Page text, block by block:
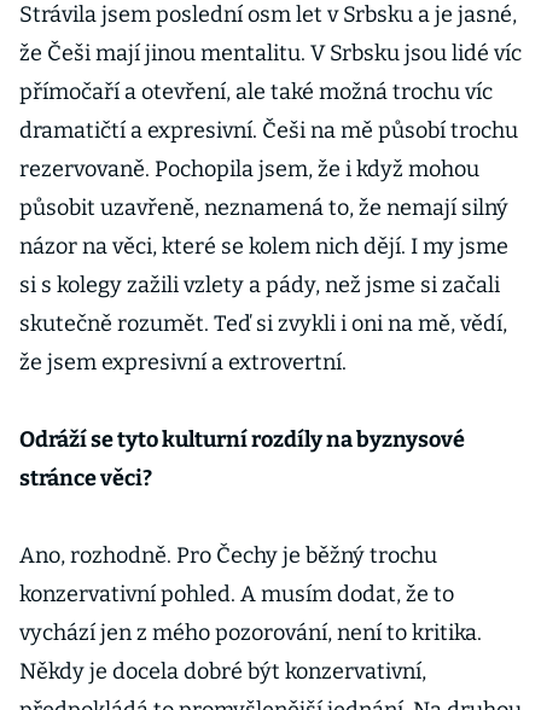
Strávila jsem poslední osm let v Srbsku a je jasné,
že Češi mají jinou mentalitu. V Srbsku jsou lidé víc
přímočaří a otevření, ale také možná trochu víc
dramatičtí a expresivní. Češi na mě působí trochu
rezervovaně. Pochopila jsem, že i když mohou
působit uzavřeně, neznamená to, že nemají silný
názor na věci, které se kolem nich dějí. I my jsme
si s kolegy zažili vzlety a pády, než jsme si začali
skutečně rozumět. Teď si zvykli i oni na mě, vědí,
že jsem expresivní a extrovertní.
Odráží se tyto kulturní rozdíly na byznysové
stránce věci?
Ano, rozhodně. Pro Čechy je běžný trochu
konzervativní pohled. A musím dodat, že to
vychází jen z mého pozorování, není to kritika.
Někdy je docela dobré být konzervativní,